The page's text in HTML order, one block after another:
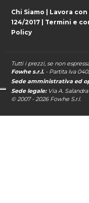
Chi Siamo | Lavora con
124/2017 | Termini e
Policy
Tutti i prezzi, se non
Fowhe s.r.l. - Partita Iva
Sede amministrativa ed
Sede legale:Via A.
© 2007 - 2026 Fowhe S.r.l.